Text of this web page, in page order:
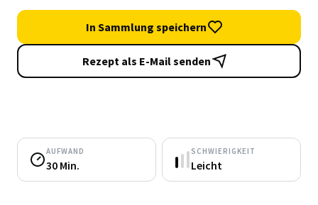
In Sammlung speichern
Rezept als E-Mail senden
AUFWAND
30 Min.
SCHWIERIGKEIT
Leicht